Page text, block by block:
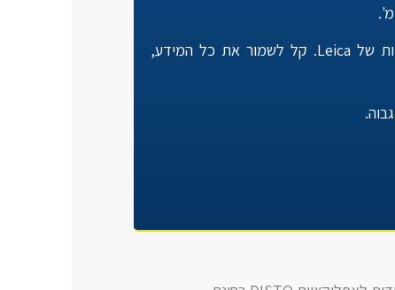
מכיל Bluetooth משולב עם אפליקציות חינמיות של Leica. קל לשמור את כל המידע,